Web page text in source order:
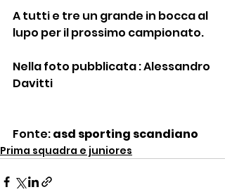
A tutti e tre un grande in bocca al
lupo per il prossimo campionato.
Nella foto pubblicata : Alessandro
Davitti
Fonte: asd sporting scandiano
Prima squadra e juniores